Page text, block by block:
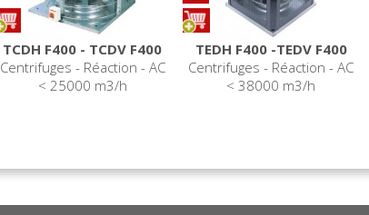
TCDH F400 - TCDV F400
Centrifuges - Réaction - AC
< 25000 m3/h
TEDH F400 -TEDV F400
Centrifuges - Réaction - AC
< 38000 m3/h